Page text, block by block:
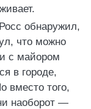
обнаружил,
что можно
с майором
в городе,
вместо того,
наоборот —